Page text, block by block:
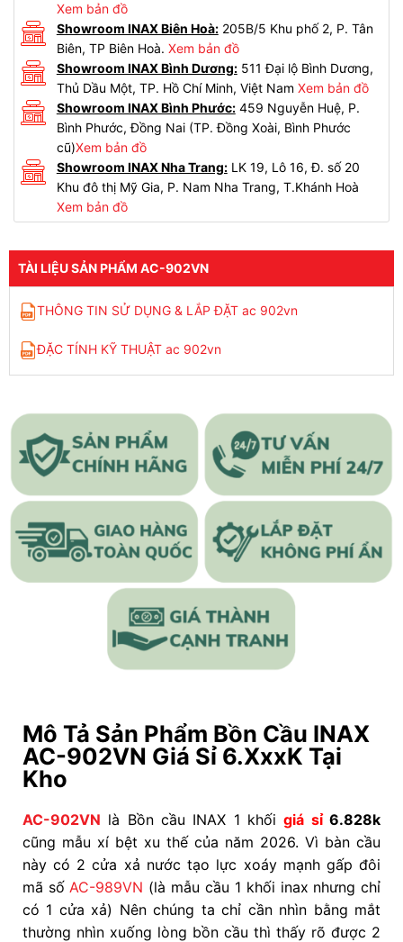
Xem bản đồ
Showroom INAX Biên Hoà:205B/5 Khu phố 2, P. Tân
Biên, TP Biên Hoà. Xem bản đồ
Showroom INAX Bình Dương:511 Đại lộ Bình Dương,
Thủ Dầu Một, TP. Hồ Chí Minh, Việt Nam Xem bản đồ
Showroom INAX Bình Phước:459 Nguyễn Huệ, P.
Bình Phước, Đồng Nai (TP. Đồng Xoài, Bình Phước
cũ)Xem bản đồ
Showroom INAX Nha Trang:LK 19, Lô 16, Đ. số 20
Khu đô thị Mỹ Gia, P. Nam Nha Trang, T.Khánh Hoà
Xem bản đồ
TÀI LIỆU SẢN PHẨM AC-902VN
THÔNG TIN SỬ DỤNG & LẮP ĐẶT ac 902vn
ĐẶC TÍNH KỸ THUẬT ac 902vn
Mô Tả Sản Phẩm Bồn Cầu INAX
AC-902VN Giá Sỉ 6.xxxK Tại
Kho
AC-902VN là Bồn cầu INAX 1 khốigiá sỉ6.828k
cũng mẫu xí bệt xu thế của năm 2026. Vì bàn cầu
này có 2 cửa xả nước tạo lực xoáy mạnh gấp đôi
mã số AC-989VN (là mẫu cầu 1 khối inax nhưng chỉ
có 1 cửa xả) Nên chúng ta chỉ cần nhìn bằng mắt
thường nhìn xuống lòng bồn cầu thì thấy rõ được 2